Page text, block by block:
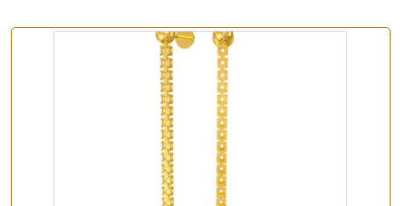
查詢以下產品